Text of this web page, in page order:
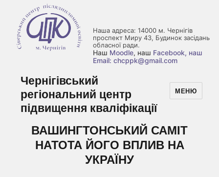
Наша адреса: 14000 м. Чернігів
проспект Миру 43, Будинок засідань
обласної ради.
Наш Moodle, наш Facebook, наш
Email: chcppk@gmail.com
Чернігівський
регіональний центр
підвищення кваліфікації
МЕНЮ
ВАШИНГТОНСЬКИЙ САМІТ
НАТОТА ЙОГО ВПЛИВ НА
УКРАЇНУ